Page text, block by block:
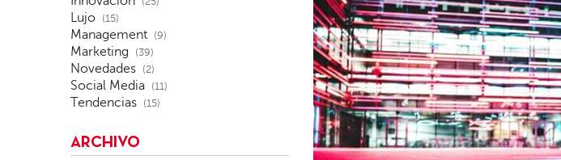
Lujo (15)
Management (9)
Marketing (39)
Novedades (2)
Social Media (11)
Tendencias (15)
ARCHIVO